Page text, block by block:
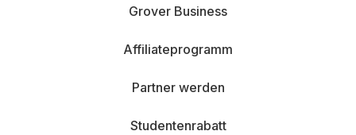
Grover Business
Affiliateprogramm
Partner werden
Studentenrabatt